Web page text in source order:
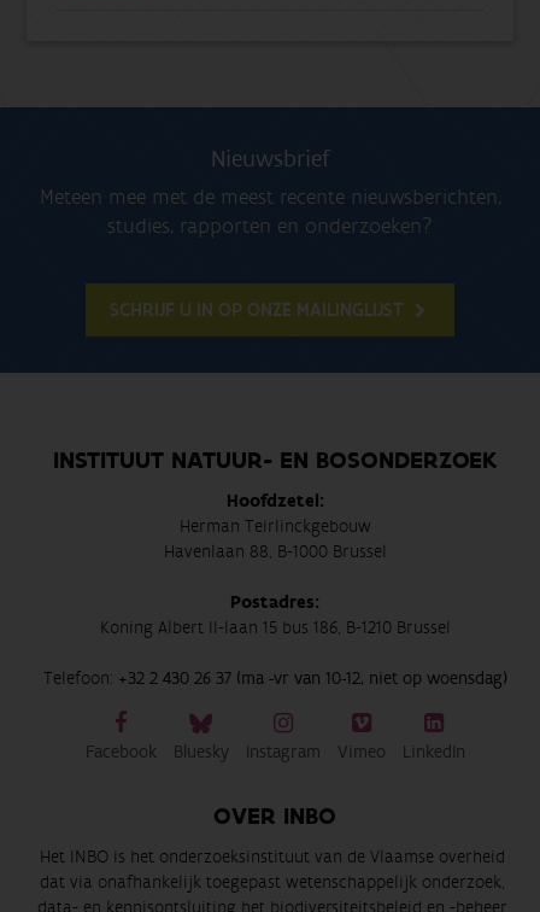
Nieuwsbrief
Meteen mee met de meest recente nieuwsberichten,
studies, rapporten en onderzoeken?
SCHRIJF U IN OP ONZE MAILINGLIJST
INSTITUUT NATUUR- EN BOSONDERZOEK
Hoofdzetel:
Herman Teirlinckgebouw
Havenlaan 88, B-1000 Brussel
Postadres:
Koning Albert II-laan 15 bus 186, B-1210 Brussel
Telefoon: +32 2 430 26 37 (ma -vr van 10-12, niet op woensdag)
Facebook Bluesky Instagram Vimeo LinkedIn
OVER INBO
Het INBO is het onderzoeksinstituut van de Vlaamse overheid
dat via onafhankelijk toegepast wetenschappelijk onderzoek,